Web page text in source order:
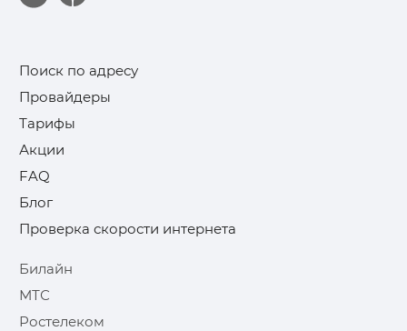
Поиск по адресу
Провайдеры
Тарифы
Акции
FAQ
Блог
Проверка скорости интернета
Билайн
МТС
Ростелеком